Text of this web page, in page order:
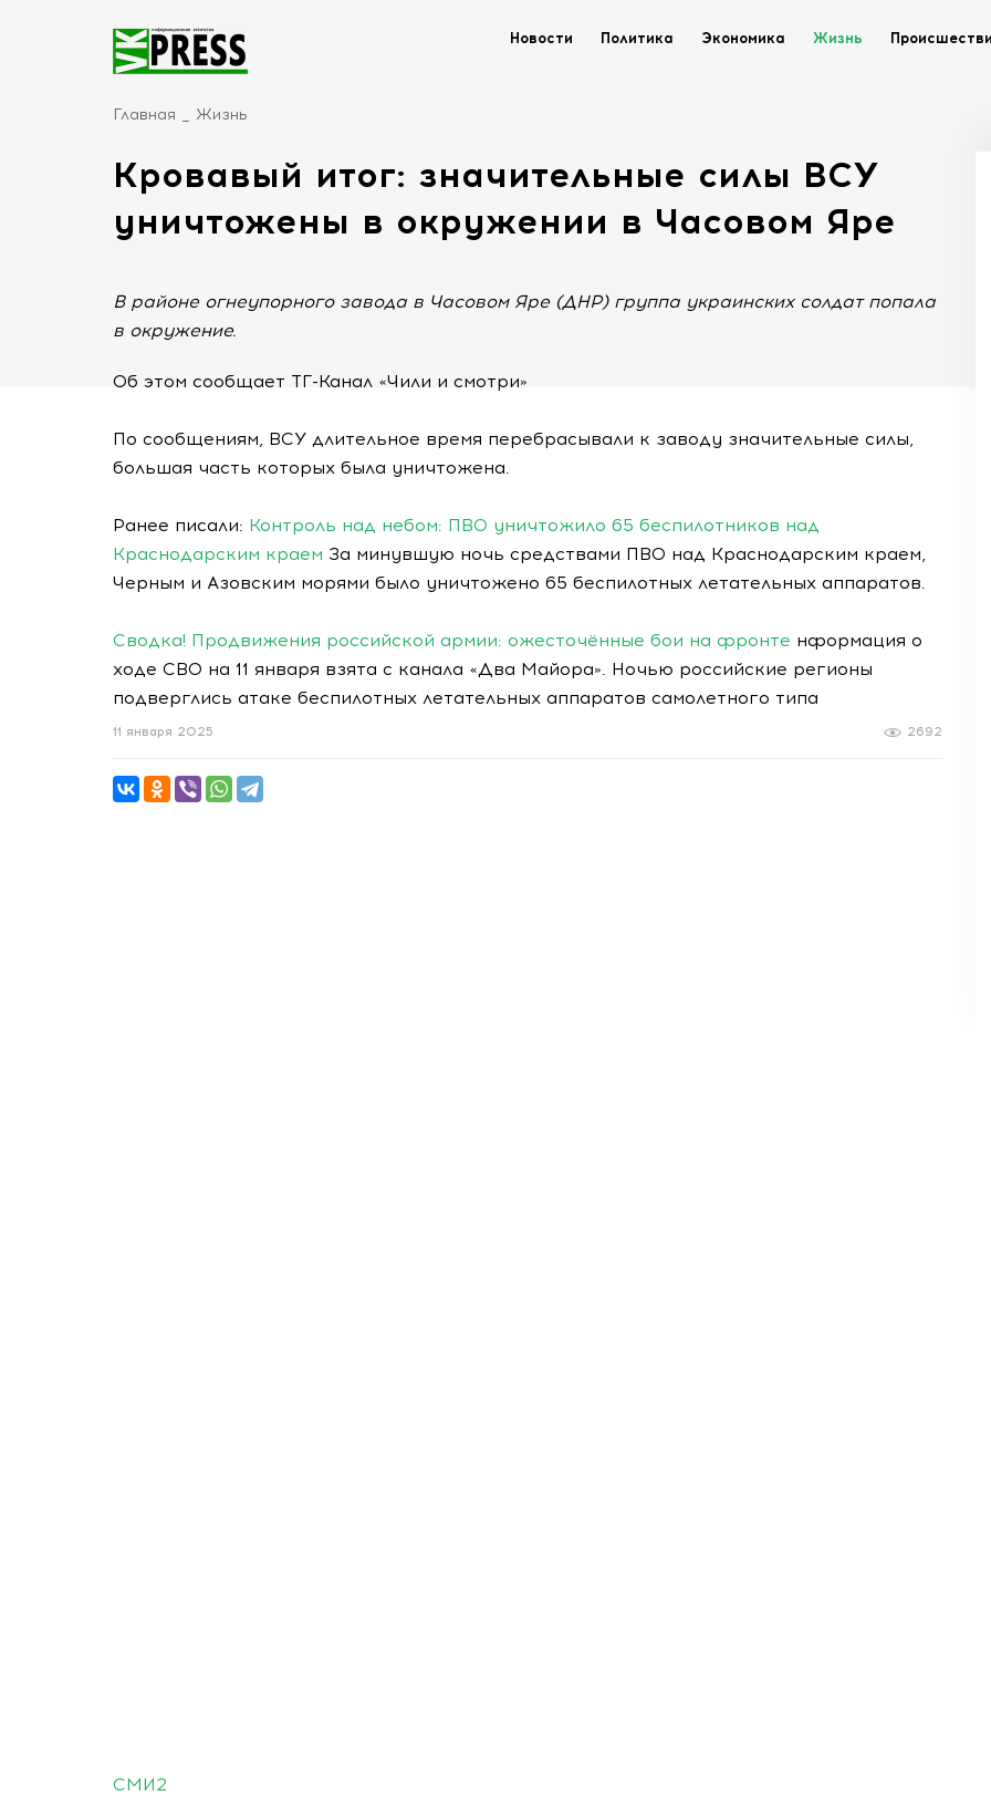
Новости Политика Экономика Жизнь
Главная Жизнь
Кровавый итог: значительные силы ВСУ
уничтожены в окружении в Часовом Яре
В районе огнеупорного завода в Часовом Яре (ДНР) группа украинских солдат попала
в окружение.
Об этом сообщает ТГ-Канал «Чили и смотри»
По сообщениям, ВСУ длительное время перебрасывали к заводу значительные силы,
большая часть которых была уничтожена.
Ранее писали: Контроль над небом: ПВО уничтожило 65 беспилотников над
Краснодарским краем За минувшую ночь средствами ПВО над Краснодарским краем,
Черным и Азовским морями было уничтожено 65 беспилотных летательных аппаратов.
Сводка! Продвижения российской армии: ожесточённые бои на фронте нформация о
ходе СВО на 11 января взята с канала «Два Майора». Ночью российские регионы
подверглись атаке беспилотных летательных аппаратов самолетного типа
2692
11 января 2025
СМИ2